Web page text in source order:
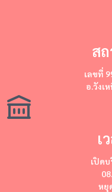
ส
เลขที่
อ.วังเ
เ
เปิด
หยุ